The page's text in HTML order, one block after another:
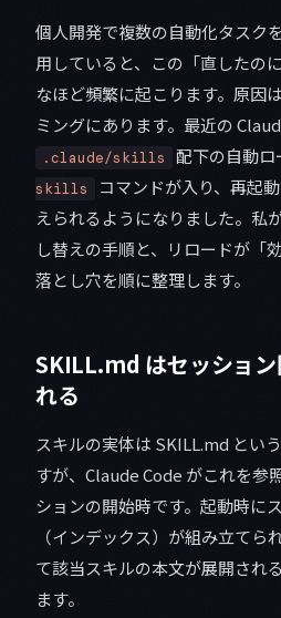
個人開発で複数の自動化タスク
用していると、この「直したの
なほど頻繁に起こります。原因
ミングにあります。最近の
.claude/skills 配下の自動ロ
skills
コマンドが入り、再起
えられるようになりました。私
し替えの手順と、リロードが「
落とし穴を順に整理します。
SKILL.md はセッショ
れる
スキルの実体は SKILL.md とい
すが、Claude Code がこれを参
ションの開始時です。起動時に
（インデックス）が組み立てら
て該当スキルの本文が展開され
ます。